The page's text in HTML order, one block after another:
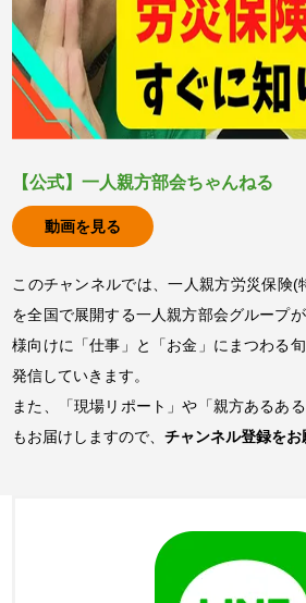
【公式】一人親方部会ちゃんねる
動画を見る
このチャンネルでは、一人親方労災保険
を全国で展開する一人親方部会グループ
様向けに「仕事」と「お金」にまつわる
発信していきます。
また、「現場リポート」や「親方あるあ
もお届けしますので、チャンネル登録をお